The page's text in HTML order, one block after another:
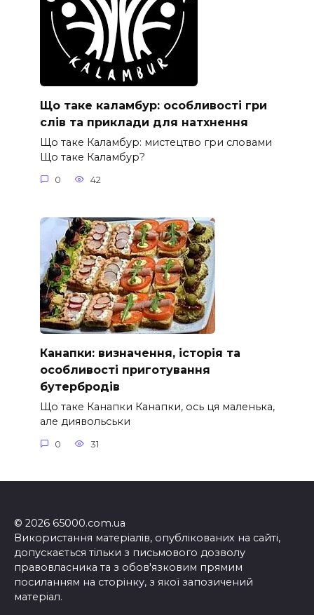
Що таке каламбур: особливості гри
слів та приклади для натхнення
Що таке Каламбур: мистецтво гри словами
Що таке Каламбур?
0 42
Канапки: визначення, історія та
особливості приготування
бутербродів
Що таке Канапки Канапки, ось ця маленька,
але диявольськи
0 31
© 2026 65000.com.ua
Використання матеріалів, опублікованих на сайті,
допускається тільки з письмового дозволу
правовласника та з обов'язковим прямим
посиланням на сторінку, з якої запозичений
матеріал.